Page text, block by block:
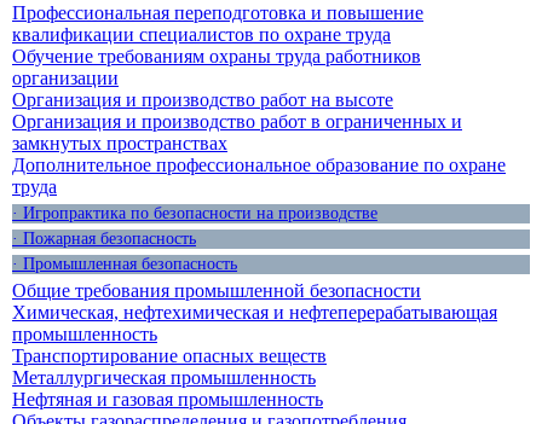
Профессиональная переподготовка и повышение
квалификации специалистов по охране труда
Обучение требованиям охраны труда работников
организации
Организация и производство работ на высоте
Организация и производство работ в ограниченных и
замкнутых пространствах
Дополнительное профессиональное образование по охране
труда
· Игропрактика по безопасности на производстве
· Пожарная безопасность
· Промышленная безопасность
Общие требования промышленной безопасности
Химическая, нефтехимическая и нефтеперерабатывающая
промышленность
Транспортирование опасных веществ
Металлургическая промышленность
Нефтяная и газовая промышленность